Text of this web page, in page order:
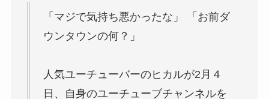
「マジで気持ち悪かったな」 「お前ダ
ウンタウンの何？」
人気ユーチューバーのヒカルが2月４
日、自身のユーチューブチャンネルを